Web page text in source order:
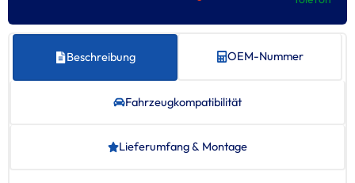
Beschreibung OEM-Nummer
Fahrzeug­kompatibilität
Lieferumfang & Montage